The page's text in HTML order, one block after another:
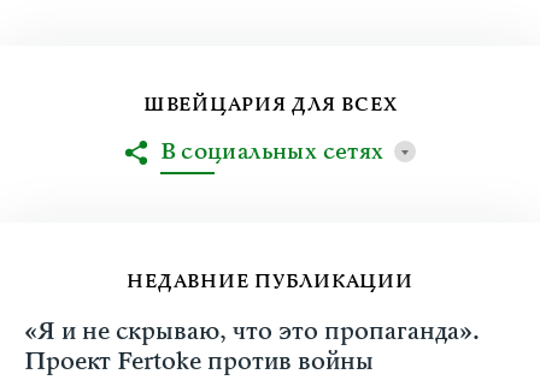
НЕДАВНИЕ ПУБЛИКАЦИИ
«Я и не скрываю, что это пропаганда».
Проект Fertoke против войны
ШВЕЙЦАРИЯ ДЛЯ ВСЕХ
В социальных сетях